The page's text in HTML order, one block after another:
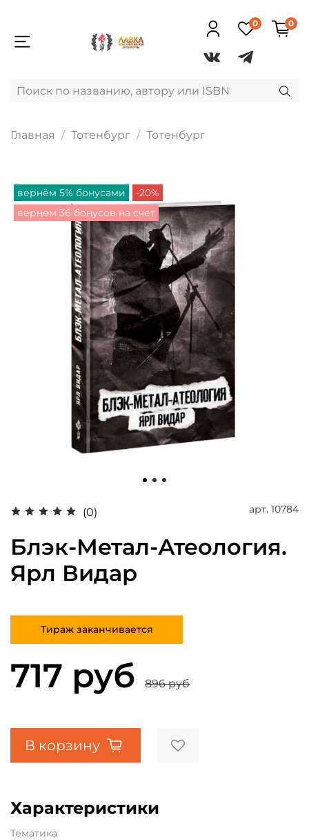
0 0
Главная Тотенбург Тотенбург
вернём 5% бонусами
-20%
вернем 36 бонусов на счет
(0) арт. 10784
Блэк-Метал-Атеология.
Ярл Видар
Тираж заканчивается
717 руб 896 руб
В корзину
Характеристики
Тематика